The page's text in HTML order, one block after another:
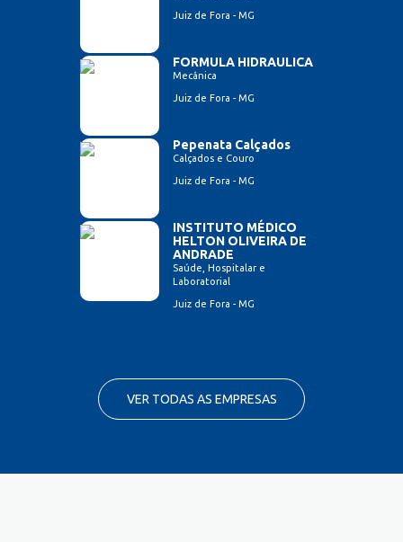
Juiz de Fora - MG
FORMULA HIDRAULICA
Mecânica
Juiz de Fora - MG
Pepenata Calçados
Calçados e Couro
Juiz de Fora - MG
INSTITUTO MÉDICO
HELTON OLIVEIRA DE
ANDRADE
Saúde, Hospitalar e
Laboratorial
Juiz de Fora - MG
VER TODAS AS EMPRESAS